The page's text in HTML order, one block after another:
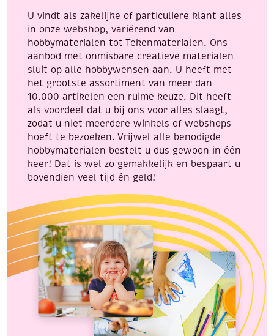
U vindt als zakelijke of particuliere klant alles
in onze webshop, variërend van
hobbymaterialen tot Tekenmaterialen. Ons
aanbod met onmisbare creatieve materialen
sluit op alle hobbywensen aan. U heeft met
het grootste assortiment van meer dan
10.000 artikelen een ruime keuze. Dit heeft
als voordeel dat u bij ons voor alles slaagt,
zodat u niet meerdere winkels of webshops
hoeft te bezoeken. Vrijwel alle benodigde
hobbymaterialen bestelt u dus gewoon in één
keer! Dat is wel zo gemakkelijk en bespaart u
bovendien veel tijd én geld!